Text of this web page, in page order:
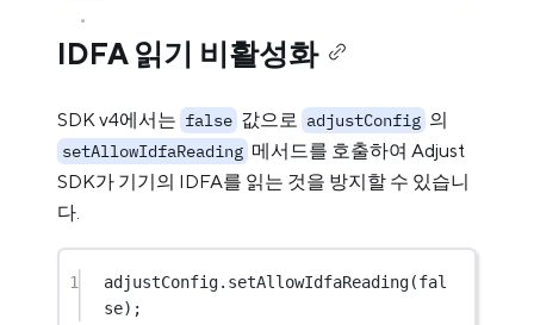
IDFA 읽기 비활성화
SDK v4에서는 false 값으로 adjustConfig 의
setAllowIdfaReading 메서드를 호출하여 Adjust
SDK가 기기의 IDFA를 읽는 것을 방지할 수 있습니
다.
1 adjustConfig. setAllowIdfaReading(fal
se);